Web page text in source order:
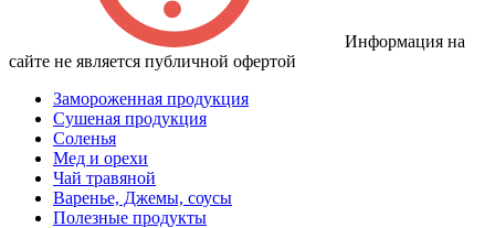
Информация на
сайте не является публичной офертой
Замороженная продукция
Сушеная продукция
Соленья
Мед и орехи
Чай травяной
Варенье, Джемы, соусы
Полезные продукты